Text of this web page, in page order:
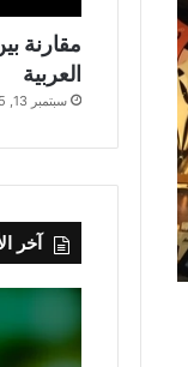
العربية
سبتمبر 13, 2025
آخر